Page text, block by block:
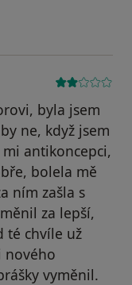
byla jsem
ne, když jsem
antikoncepci,
bolela mě
ním zašla s
za lepší,
té chvíle už
nového
vyměnil.